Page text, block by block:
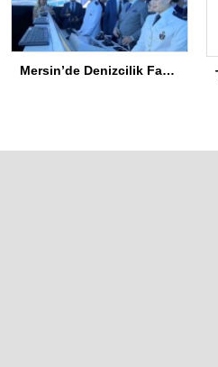
Mersin’de Denizcilik Fakültesi binası hizmete açıldı